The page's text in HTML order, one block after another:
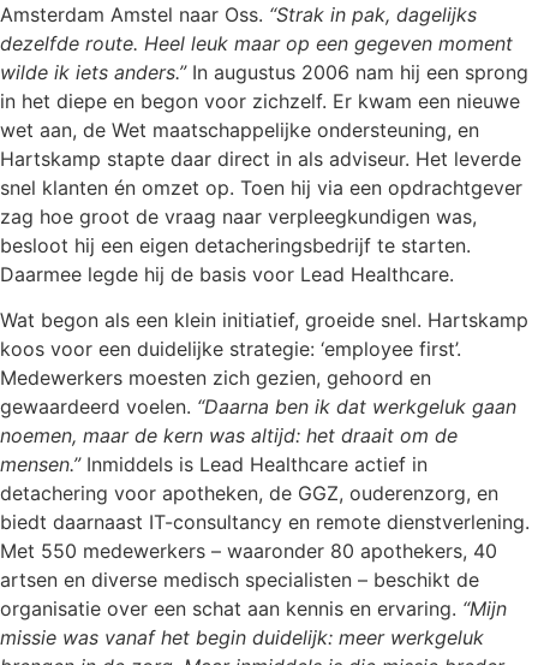
Amsterdam Amstel naar Oss. “Strak in pak, dagelijks
dezelfde route. Heel leuk maar op een gegeven moment
wilde ik iets anders.”In augustus 2006 nam hij een sprong
in het diepe en begon voor zichzelf. Er kwam een nieuwe
wet aan, de Wet maatschappelijke ondersteuning, en
Hartskamp stapte daar direct in als adviseur. Het leverde
snel klanten én omzet op. Toen hij via een opdrachtgever
zag hoe groot de vraag naar verpleegkundigen was,
besloot hij een eigen detacheringsbedrijf te starten.
Daarmee legde hij de basis voor Lead Healthcare.
Wat begon als een klein initiatief, groeide snel. Hartskamp
koos voor een duidelijke strategie: ‘employee first’.
Medewerkers moesten zich gezien, gehoord en
gewaardeerd voelen. “Daarna ben ik dat werkgeluk gaan
noemen, maar de kern was altijd: het draait om de
mensen.”Inmiddels is Lead Healthcare actief in
detachering voor apotheken, de GGZ, ouderenzorg, en
biedt daarnaast IT-consultancy en remote dienstverlening.
Met 550 medewerkers – waaronder 80 apothekers, 40
artsen en diverse medisch specialisten – beschikt de
organisatie over een schat aan kennis en ervaring. “Mijn
missie was vanaf het begin duidelijk: meer werkgeluk